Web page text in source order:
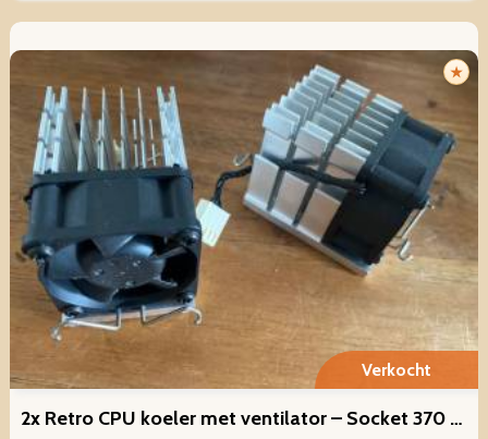
★
Verkocht
2x Retro CPU koeler met ventilator – Socket 370 / Socket A